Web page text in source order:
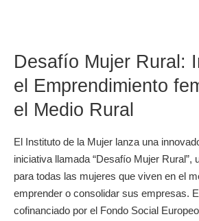
Desafío Mujer Rural:
el Emprendimiento
el Medio Rural
El Instituto de la Mujer lanza una
iniciativa llamada “Desafío Mujer Rural”,
para todas las mujeres que viven en el
emprender o consolidar sus empresas.
cofinanciado por el Fondo Social
Rural:
Impulsando
el
Emprendimiento
en
el
Medio
Rural